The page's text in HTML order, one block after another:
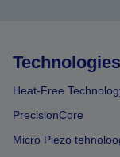
Technologies
Heat-Free
PrecisionCore
Micro Piezo